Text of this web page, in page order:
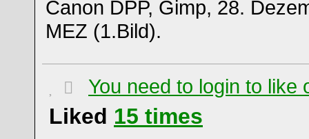
Canon DPP, Gimp, 28.
MEZ (1.Bild).
You need to login to like
Liked 15 times